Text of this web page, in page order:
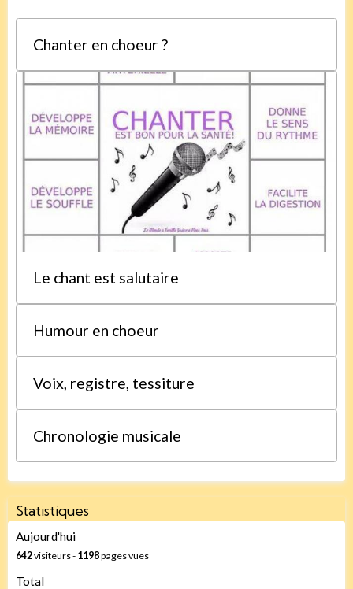
Chanter en choeur ?
Le chant est salutaire
Humour en choeur
Voix, registre, tessiture
Chronologie musicale
Statistiques
Aujourd'hui
642visiteurs - 1198pages vues
Total